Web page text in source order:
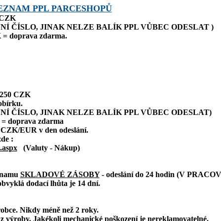
PPL PARCESHOPŮ
ČÍSLO, JINAK NELZE BALÍK PPL VŮBEC ODESLAT )
doprava zdarma.
CZK
ČÍSLO, JINAK NELZE BALÍK PPL VŮBEC ODESLAT)
doprava zdarma
EUR v den odeslání.
:
(Valuty - Nákup)
SKLADOVÉ ZÁSOBY - odeslání do 24 hodin (V
dodací lhůta je 14 dní.
Nikdy méně než 2 roky.
výroby. Jakékoli mechanické poškození je nereklamovatelné.